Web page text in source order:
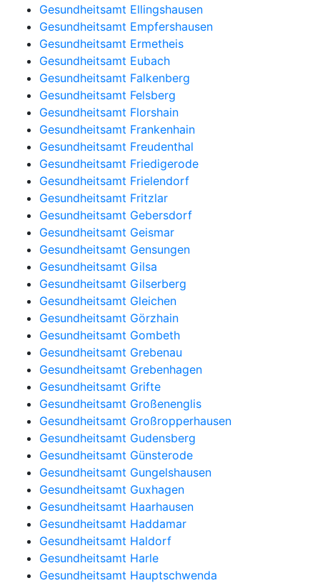
Gesundheitsamt Ellingshausen
Gesundheitsamt Empfershausen
Gesundheitsamt Ermetheis
Gesundheitsamt Eubach
Gesundheitsamt Falkenberg
Gesundheitsamt Felsberg
Gesundheitsamt Florshain
Gesundheitsamt Frankenhain
Gesundheitsamt Freudenthal
Gesundheitsamt Friedigerode
Gesundheitsamt Frielendorf
Gesundheitsamt Fritzlar
Gesundheitsamt Gebersdorf
Gesundheitsamt Geismar
Gesundheitsamt Gensungen
Gesundheitsamt Gilsa
Gesundheitsamt Gilserberg
Gesundheitsamt Gleichen
Gesundheitsamt Görzhain
Gesundheitsamt Gombeth
Gesundheitsamt Grebenau
Gesundheitsamt Grebenhagen
Gesundheitsamt Grifte
Gesundheitsamt Großenenglis
Gesundheitsamt Großropperhausen
Gesundheitsamt Gudensberg
Gesundheitsamt Günsterode
Gesundheitsamt Gungelshausen
Gesundheitsamt Guxhagen
Gesundheitsamt Haarhausen
Gesundheitsamt Haddamar
Gesundheitsamt Haldorf
Gesundheitsamt Harle
Gesundheitsamt Hauptschwenda